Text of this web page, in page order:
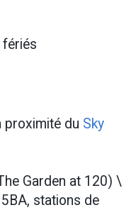
fériés
proximité du Sky
Garden at 120) \
stations de